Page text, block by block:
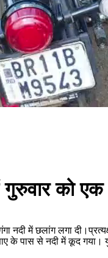
गुरुवार को
नदी में छलांग लगा
के पास से नदी में कूद गया।